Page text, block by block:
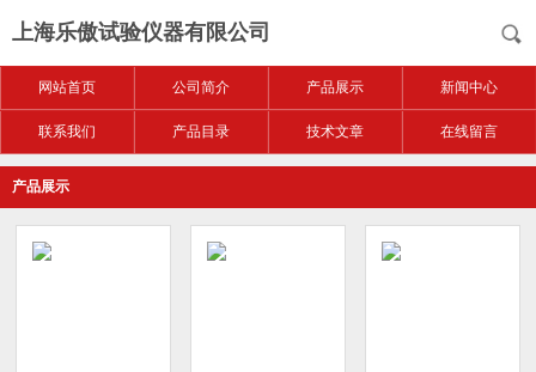
上海乐傲试验仪器有限公司
网站首页 公司简介 产品展示 新闻中心
联系我们 产品目录 技术文章 在线留言
产品展示